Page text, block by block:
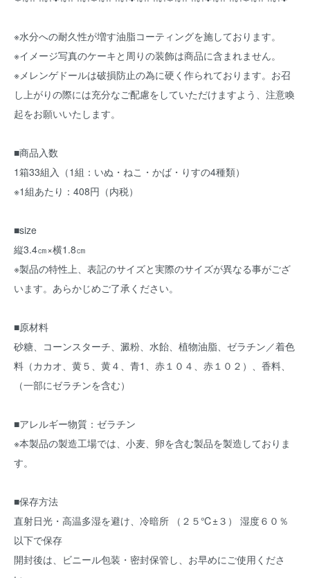
※水分への耐久性が増す油脂コーティングを施しております。
※イメージ写真のケーキと周りの装飾は商品に含まれません。
※メレンゲドールは破損防止の為に硬く作られております。お召
し上がりの際には充分なご配慮をしていただけますよう、注意喚
起をお願いいたします。
■商品入数
1箱33組入（1組：いぬ・ねこ・かば・りすの4種類）
※1組あたり：408円（内税）
■size
縦3.4㎝×横1.8㎝
※製品の特性上、表記のサイズと実際のサイズが異なる事がござ
います。あらかじめご了承ください。
■原材料
砂糖、コーンスターチ、澱粉、水飴、植物油脂、ゼラチン／着色
料（カカオ、黄５、黄４、青1、赤１０４、赤１０２）、香料、
（一部にゼラチンを含む）
■アレルギー物質：ゼラチン
※本製品の製造工場では、小麦、卵を含む製品を製造しておりま
す。
■保存方法
直射日光・高温多湿を避け、冷暗所 （２５℃±３） 湿度６０％
以下で保存
開封後は、ビニール包装・密封保管し、お早めにご使用くださ